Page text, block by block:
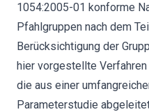
1054:2005-01 konforme
Pfahlgruppen nach dem
Berücksichtigung der
hier vorgestellte
die aus einer
Parameterstudie